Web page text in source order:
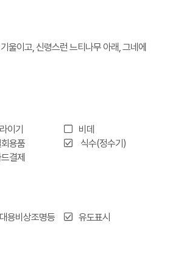
울이고, 신령스런 느티나무 아래, 그네에
이기
비데
용품
식수(정수기)
결제
용비상조명등 유도표시